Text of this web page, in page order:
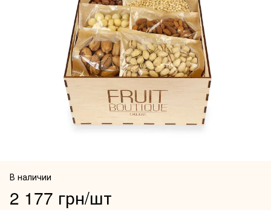
В наличии
2 177 грн/шт